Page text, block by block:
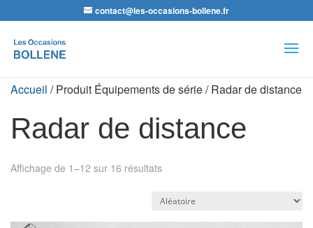
contact@les-occasions-bollene.fr
de
produits
Accueil / Produit Équipements de série / Radar de distance
Radar de distance
Affichage de 1–12 sur 16 résultats